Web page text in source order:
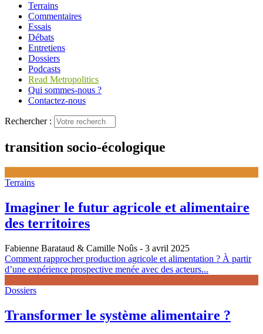
Terrains
Commentaires
Essais
Débats
Entretiens
Dossiers
Podcasts
Read Metropolitics
Qui sommes-nous ?
Contactez-nous
Rechercher :
transition socio-écologique
Terrains
Imaginer le futur agricole et alimentaire
des territoires
Fabienne Barataud & Camille Noûs - 3 avril 2025
Comment rapprocher production agricole et alimentation ? À partir
d’une expérience prospective menée avec des acteurs...
Dossiers
Transformer le système alimentaire ?